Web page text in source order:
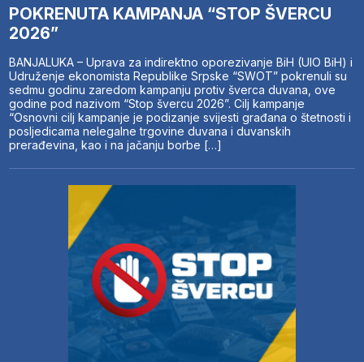
POKRENUTA KAMPANJA “STOP ŠVERCU
2026”
BANJALUKA – Uprava za indirektno oporezivanje BiH (UIO BiH) i
Udruženje ekonomista Republike Srpske “SWOT” pokrenuli su
sedmu godinu zaredom kampanju protiv šverca duvana, ove
godine pod nazivom “Stop švercu 2026”. Cilj kampanje
“Osnovni cilj kampanje je podizanje svijesti građana o štetnosti i
posljedicama nelegalne trgovine duvana i duvanskih
prerađevina, kao i na jačanju borbe […]